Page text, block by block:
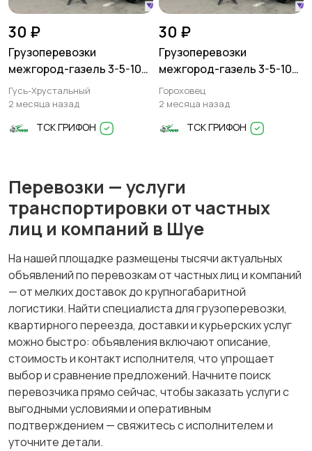
30 ₽
Грузоперевозки
межгород-газель 3-5-10
тонн
Гусь-Хрустальный
2 месяца назад
ТСК ГРИФОН
30 ₽
Грузоперевозки
межгород-газель 3-5-10
тонн
Гороховец
2 месяца назад
ТСК ГРИФОН
Перевозки — услуги
транспортировки от частных
лиц и компаний в Шуе
На нашей площадке размещены тысячи актуальных
объявлений по перевозкам от частных лиц и компаний
— от мелких доставок до крупногабаритной
логистики. Найти специалиста для грузоперевозки,
квартирного переезда, доставки и курьерских услуг
можно быстро: объявления включают описание,
стоимость и контакт исполнителя, что упрощает
выбор и сравнение предложений. Начните поиск
перевозчика прямо сейчас, чтобы заказать услуги с
выгодными условиями и оперативным
подтверждением — свяжитесь с исполнителем и
уточните детали.